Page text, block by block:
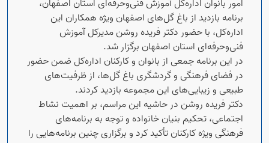
امور بانوان اداره‌کل آموزش فنی‌وحرفه‌ای استان اصفهان،
برنامه بازدید از باغ گل‌های اصفهان ویژه همکاران این
اداره‌کل، با حضور دکتر فریده روشن مدیرکل آموزش
فنی‌وحرفه‌ای استان اصفهان برگزار شد.
در این برنامه جمعی از بانوان و کارکنان اداره‌کل ضمن حضور
در فضای فرهنگی و گردشگری باغ گل‌ها، از ظرفیت‌های
طبیعی و زیبایی‌های این مجموعه بازدید کردند.
دکتر فریده روشن در حاشیه این مراسم، بر اهمیت نشاط
اجتماعی، تحکیم بنیان خانواده و توجه به برنامه‌های
فرهنگی ویژه کارکنان تأکید کرد و برگزاری چنین برنامه‌هایی را